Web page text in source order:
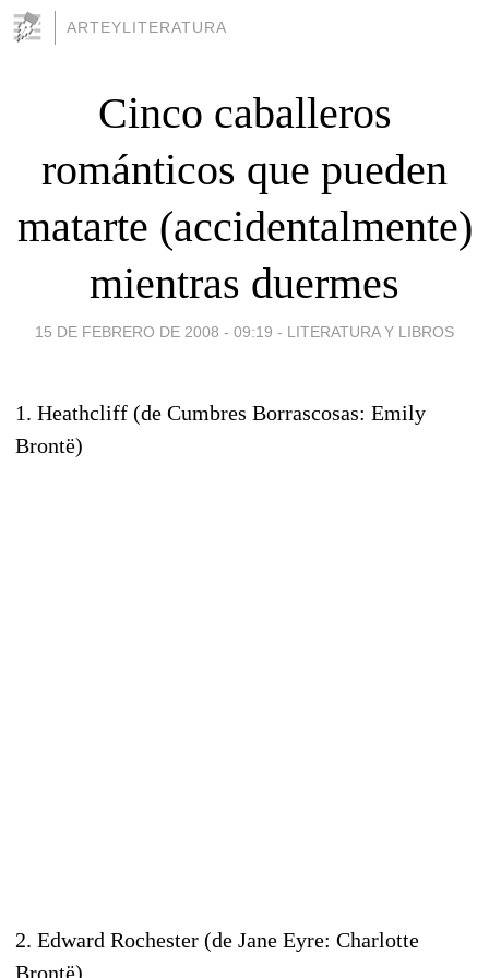
ARTEYLITERATURA
Cinco caballeros
románticos que pueden
matarte (accidentalmente)
mientras duermes
15 DE FEBRERO DE 2008 - 09:19 - LITERATURA Y LIBROS
1. Heathcliff (de Cumbres Borrascosas: Emily
Brontë)
2. Edward Rochester (de Jane Eyre: Charlotte
Brontë)